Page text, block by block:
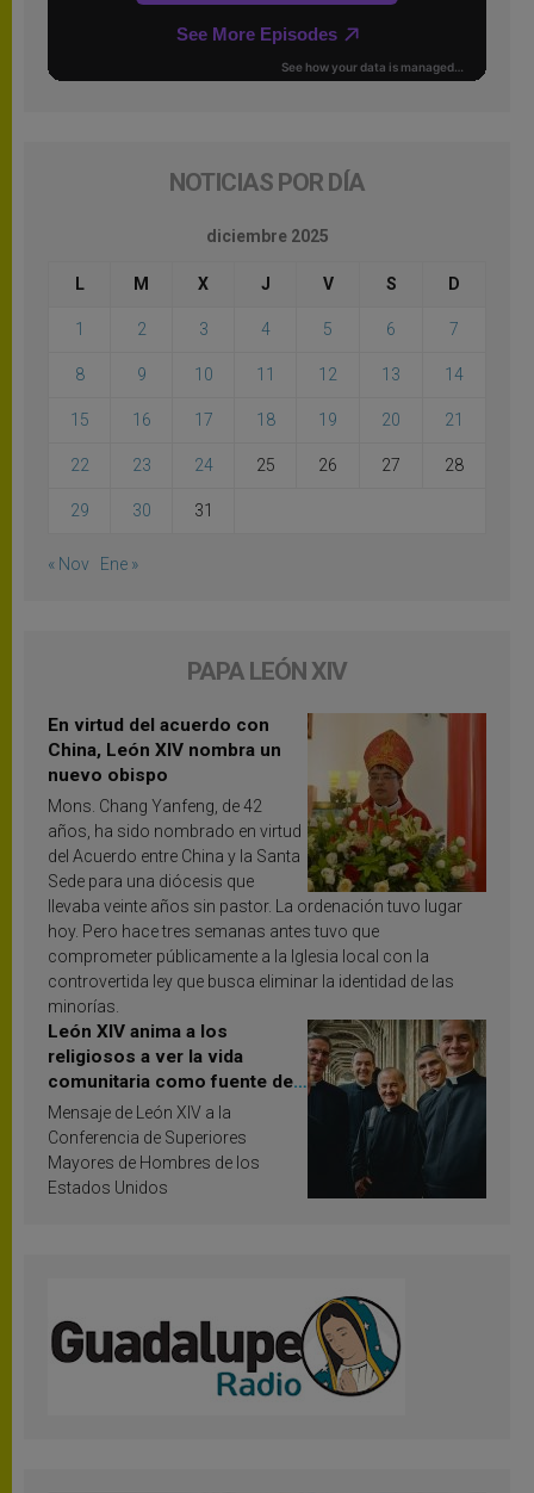
NOTICIAS POR DÍA
diciembre 2025
L M X J V S D
1 2 3 4 5 6 7
8 9 10 11 12 13 14
15 16 17 18 19 20 21
22 23 24 25 26 27 28
29 30 31
« Nov Ene »
PAPA LEÓN XIV
En virtud del acuerdo con
China, León XIV nombra un
nuevo obispo
Mons. Chang Yanfeng, de 42
años, ha sido nombrado en virtud
del Acuerdo entre China y la Santa
Sede para una diócesis que
llevaba veinte años sin pastor. La ordenación tuvo lugar
hoy. Pero hace tres semanas antes tuvo que
comprometer públicamente a la Iglesia local con la
controvertida ley que busca eliminar la identidad de las
minorías.
León XIV anima a los
religiosos a ver la vida
comunitaria como fuente de
inspiración y santificación
Mensaje de León XIV a la
Conferencia de Superiores
Mayores de Hombres de los
Estados Unidos